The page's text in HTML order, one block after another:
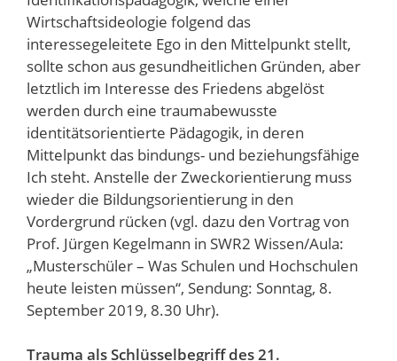
Wirtschaftsideologie folgend das
interessegeleitete Ego in den Mittelpunkt stellt,
sollte schon aus gesundheitlichen Gründen, aber
letztlich im Interesse des Friedens abgelöst
werden durch eine traumabewusste
identitätsorientierte Pädagogik, in deren
Mittelpunkt das bindungs- und beziehungsfähige
Ich steht. Anstelle der Zweckorientierung muss
wieder die Bildungsorientierung in den
Vordergrund rücken (vgl. dazu den Vortrag von
Prof. Jürgen Kegelmann in SWR2 Wissen/Aula:
„Musterschüler – Was Schulen und Hochschulen
heute leisten müssen“, Sendung: Sonntag, 8.
September 2019, 8.30 Uhr).
Trauma als Schlüsselbegriff des 21.